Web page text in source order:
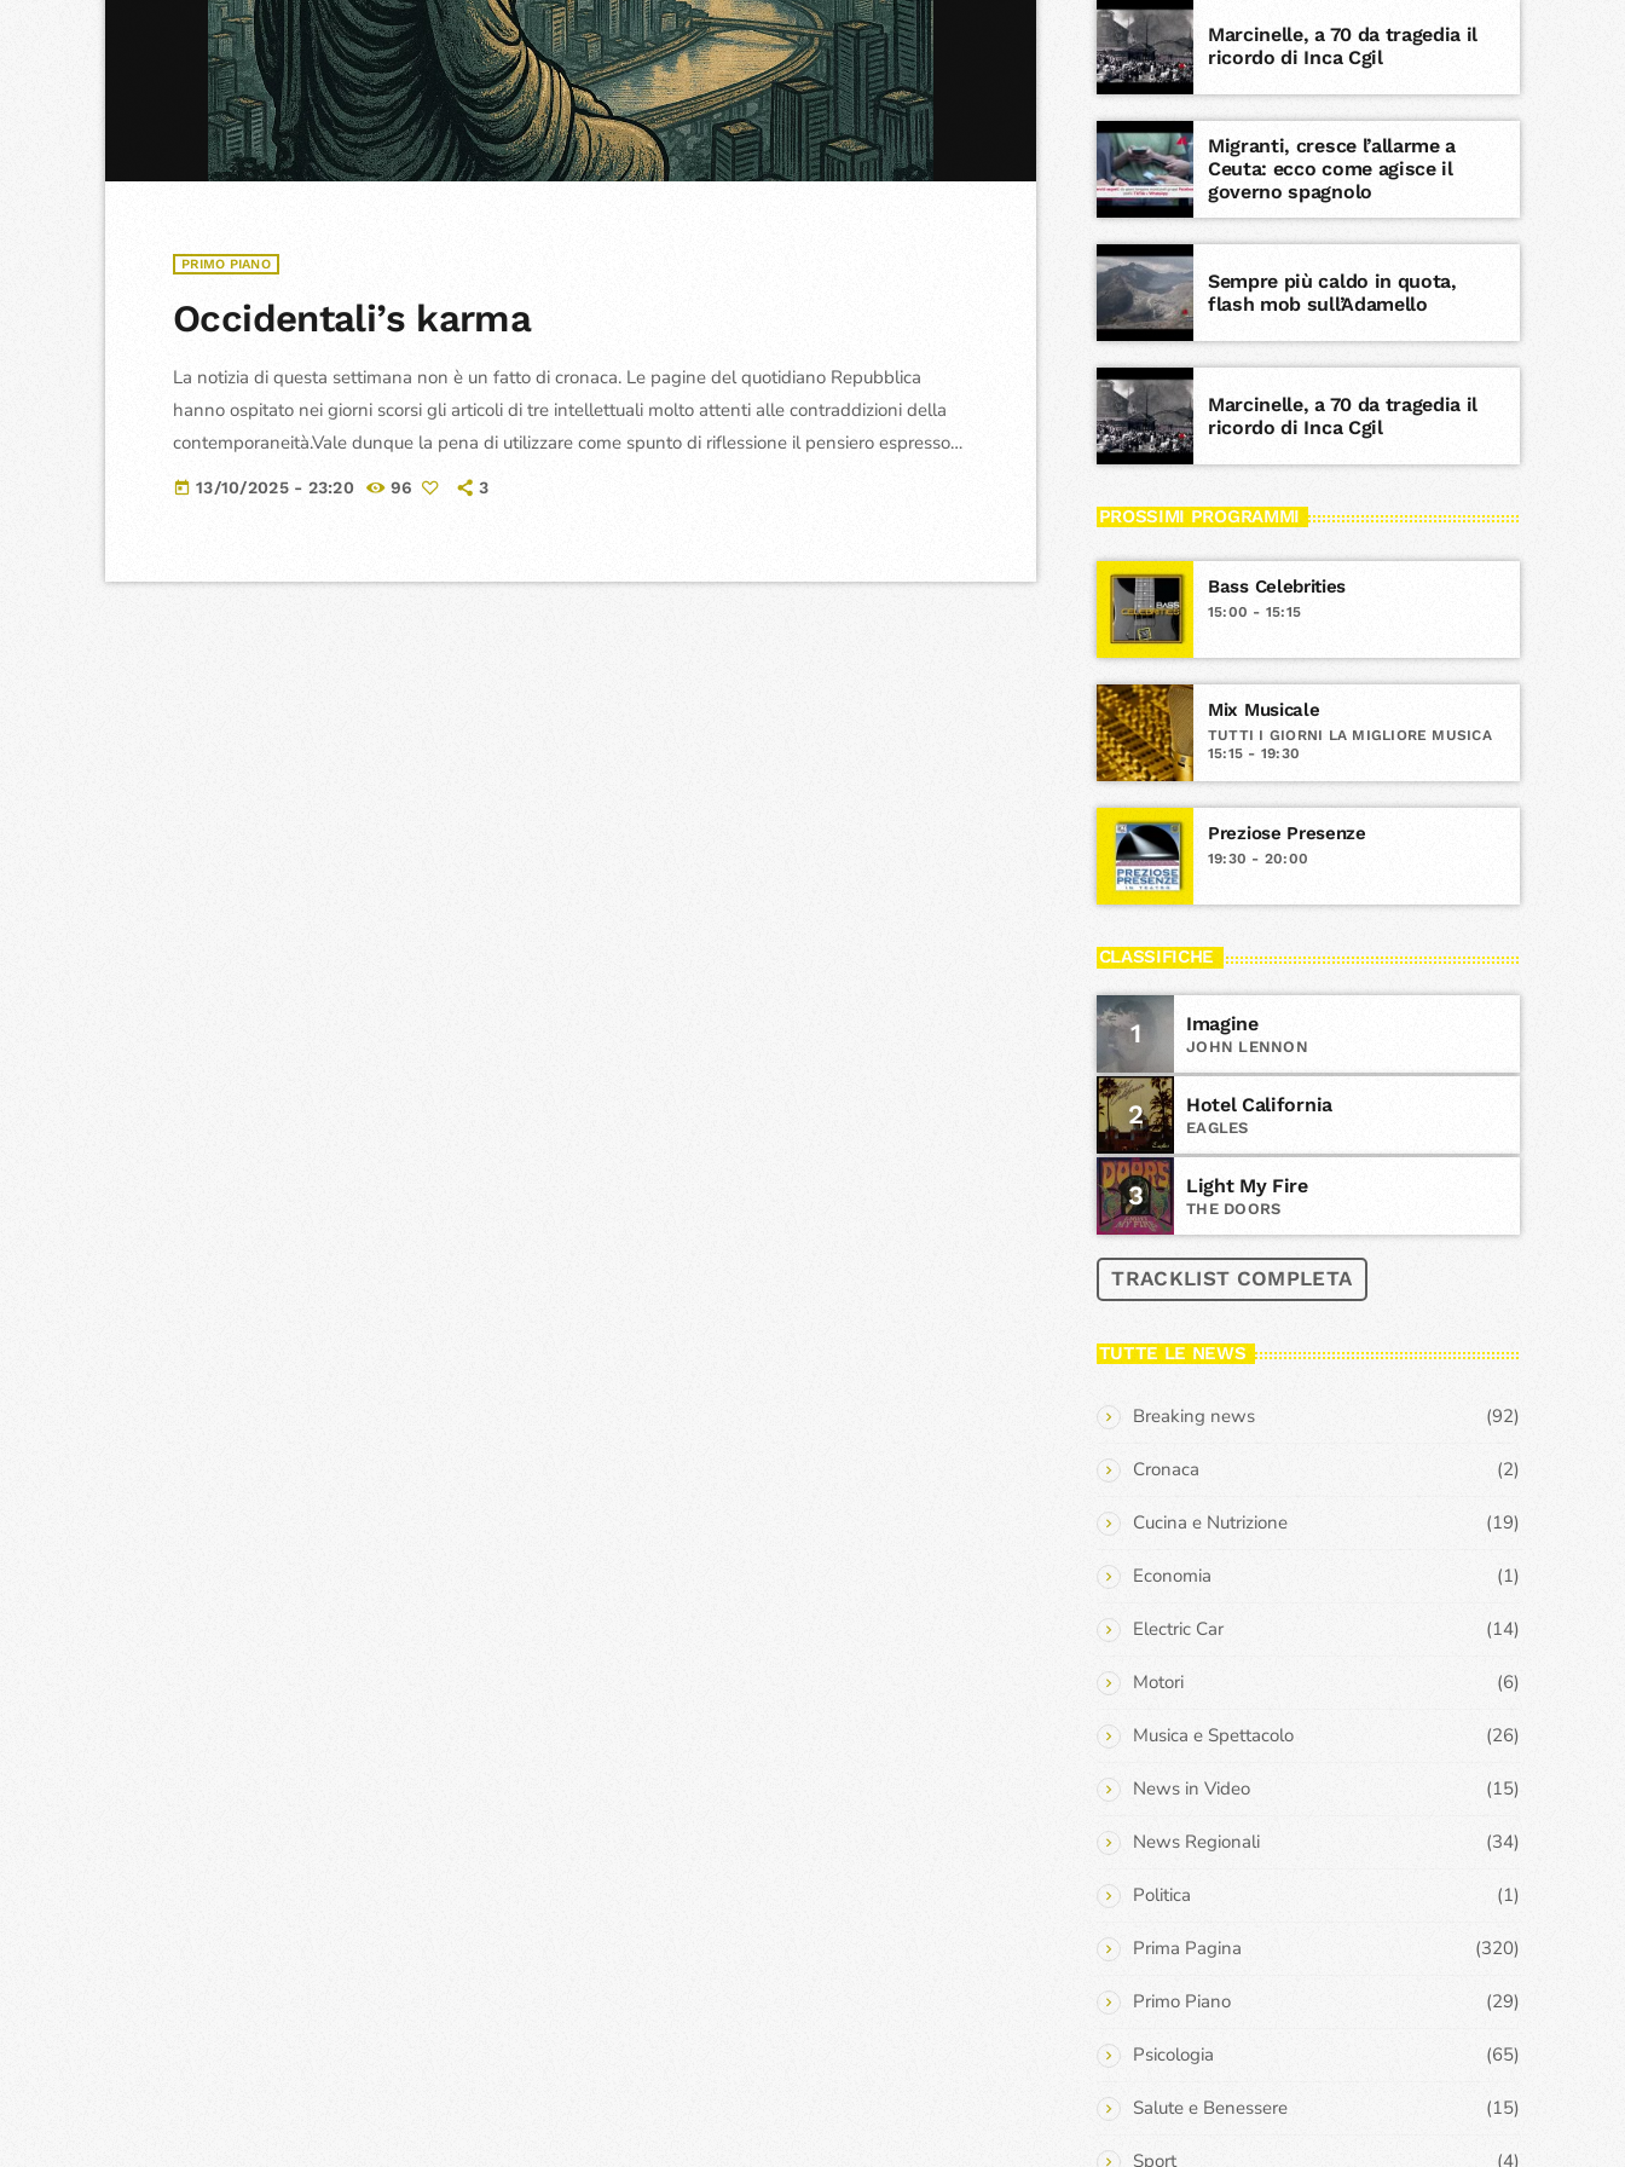
PRIMO PIANO
Occidentali’s karma
La notizia di questa settimana non è un fatto di cronaca. Le pagine del quotidiano Repubblica
hanno ospitato nei giorni scorsi gli articoli di tre intellettuali molto attenti alle contraddizioni della
contemporaneità.Vale dunque la pena di utilizzare come spunto di riflessione il pensiero espresso
in questi articoli che sono stati pubblicarli uno dietro l’altro a partire dal 9 Ottobre. L’ultimo dei tre si
today 13/10/2025 - 23:20 96 3
Marcinelle, a 70 da tragedia il
ricordo di Inca Cgil
Migranti, cresce l’allarme a
Ceuta: ecco come agisce il
governo spagnolo
Sempre più caldo in quota,
flash mob sull’Adamello
Marcinelle, a 70 da tragedia il
ricordo di Inca Cgil
PROSSIMI PROGRAMMI
Bass Celebrities
15:00 - 15:15
Mix Musicale
TUTTI I GIORNI LA MIGLIORE MUSICA
15:15 - 19:30
Preziose Presenze
19:30 - 20:00
CLASSIFICHE
1 Imagine
JOHN LENNON
2 Hotel California
EAGLES
3 Light My Fire
THE DOORS
TRACKLIST COMPLETA
TUTTE LE NEWS
Breaking news (92)
Cronaca (2)
Cucina e Nutrizione (19)
Economia (1)
Electric Car (14)
Motori (6)
Musica e Spettacolo (26)
News in Video (15)
News Regionali (34)
Politica (1)
Prima Pagina (320)
Primo Piano (29)
Psicologia (65)
Salute e Benessere (15)
Sport (4)